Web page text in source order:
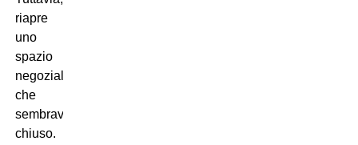
riapre
uno
spazio
negoziale
che
sembrava
chiuso.